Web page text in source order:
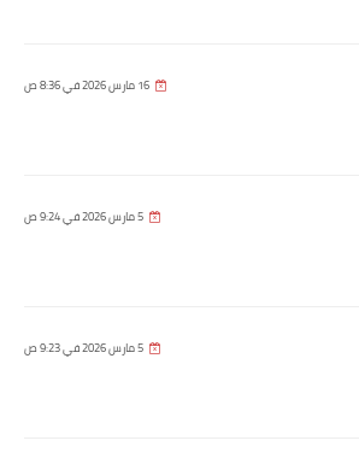
16 مارس 2026 في 8:36 ص
5 مارس 2026 في 9:24 ص
5 مارس 2026 في 9:23 ص